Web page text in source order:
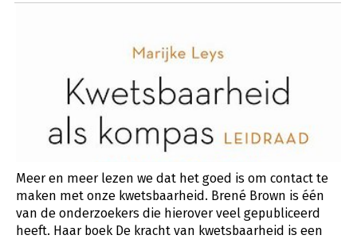
Meer en meer lezen we dat het goed is om contact te
maken met onze kwetsbaarheid. Brené Brown is één
van de onderzoekers die hierover veel gepubliceerd
heeft. Haar boek De kracht van kwetsbaarheid is een